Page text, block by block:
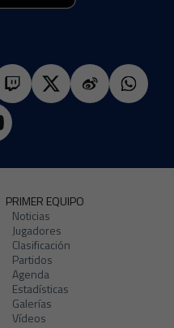
PRIMER EQUIPO
Noticias
Jugadores
Clasificación
Partidos
Agenda
Estadísticas
Galerías
Vídeos